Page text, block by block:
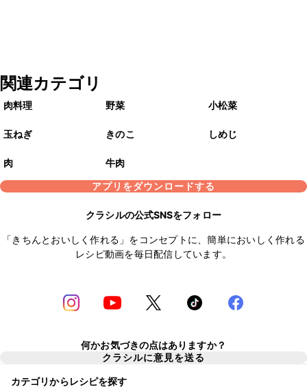
関連カテゴリ
肉料理 野菜 小松菜
玉ねぎ きのこ しめじ
肉
牛肉
アプリをダウンロードする
クラシルの公式SNSをフォロー
「きちんとおいしく作れる」をコンセプトに、簡単においしく作れる
レシピ動画を毎日配信しています。
何かお気づきの点はありますか？
クラシルに意見を送る
カテゴリからレシピを探す